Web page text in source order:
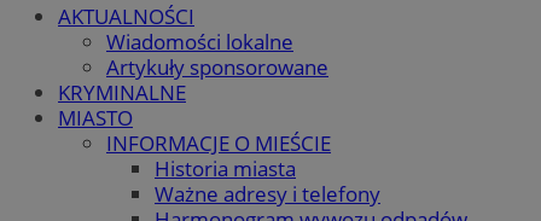
AKTUALNOŚCI
Wiadomości lokalne
Artykuły sponsorowane
KRYMINALNE
MIASTO
INFORMACJE O MIEŚCIE
Historia miasta
Ważne adresy i telefony